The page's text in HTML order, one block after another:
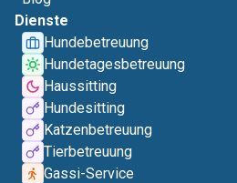
Dienste
Hundebetreuung
Hundetagesbetreuung
Haussitting
Hundesitting
Katzenbetreuung
Tierbetreuung
Gassi-Service